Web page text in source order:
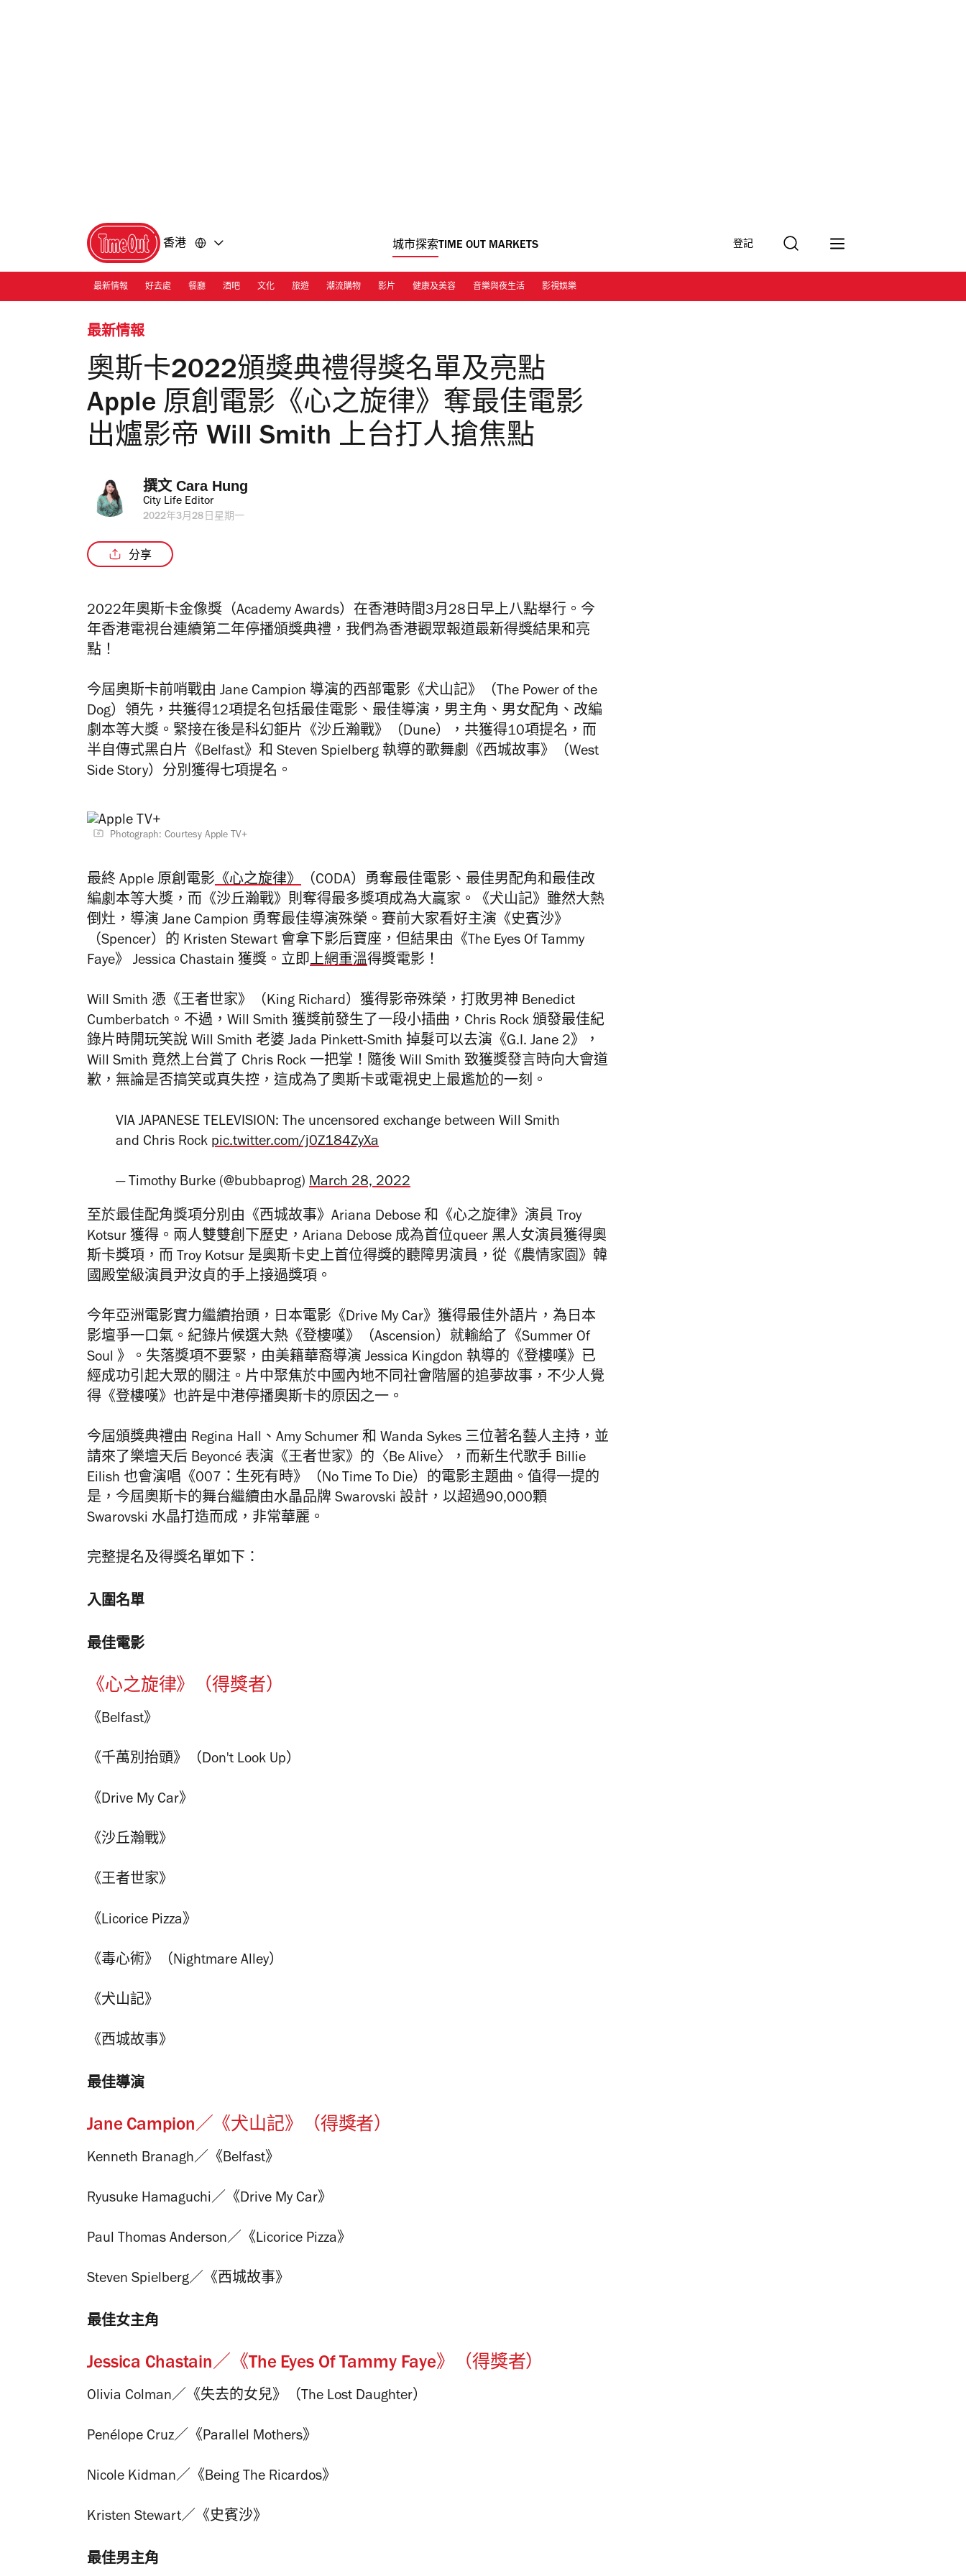
香港 城市探索TIME OUT MARKETS 登記
最新情報 好去處 餐廳 酒吧 文化 旅遊 潮流購物 影片 健康及美容 音樂與夜生活 影視娛樂
最新情報
奧斯卡2022頒獎典禮得獎名單及亮點
Apple 原創電影《心之旋律》奪最佳電影
出爐影帝 Will Smith 上台打人搶焦點
撰文 Cara Hung
City Life Editor
2022年3月28日星期一
分享
2022年奧斯卡金像獎（Academy Awards）在香港時間3月28日早上八點舉行。今
年香港電視台連續第二年停播頒獎典禮，我們為香港觀眾報道最新得獎結果和亮
點！
今屆奧斯卡前哨戰由 Jane Campion 導演的西部電影《犬山記》（The Power of the
Dog）領先，共獲得12項提名包括最佳電影、最佳導演，男主角、男女配角、改編
劇本等大獎。 緊接在後是科幻鉅片《沙丘瀚戰》（Dune），共獲得10項提名，而
半自傳式黑白片《Belfast》和 Steven Spielberg 執導的歌舞劇《西城故事》（West
Side Story）分別獲得七項提名。
Photograph: Courtesy Apple TV+
最終 Apple 原創電影《心之旋律》 （CODA）勇奪最佳電影、最佳男配角和最佳改
編劇本等大獎，而《沙丘瀚戰》則奪得最多獎項成為大贏家。《犬山記》雖然大熱
倒灶，導演 Jane Campion 勇奪最佳導演殊榮。賽前大家看好主演《史賓沙》
（Spencer）的 Kristen Stewart 會拿下影后寶座，但結果由《The Eyes Of Tammy
Faye》 Jessica Chastain 獲獎。立即上網重溫得獎電影！
Will Smith 憑《王者世家》（King Richard）獲得影帝殊榮，打敗男神 Benedict
Cumberbatch。 不過，Will Smith 獲獎前發生了一段小插曲，Chris Rock 頒發最佳紀
錄片時開玩笑說 Will Smith 老婆 Jada Pinkett-Smith 掉髮可以去演《G.I. Jane 2》，
Will Smith 竟然上台賞了 Chris Rock 一把掌！隨後 Will Smith 致獲獎發言時向大會道
歉，無論是否搞笑或真失控，這成為了奧斯卡或電視史上最尷尬的一刻。
VIA JAPANESE TELEVISION: The uncensored exchange between Will Smith
and Chris Rock pic.twitter.com/j0Z184ZyXa
— Timothy Burke (@bubbaprog) March 28, 2022
至於最佳配角獎項分別由《西城故事》 Ariana Debose 和 《心之旋律》演員 Troy
Kotsur 獲得。兩人雙雙創下歷史， Ariana Debose 成為首位queer 黑人女演員獲得奧
斯卡獎項，而 Troy Kotsur 是奧斯卡史上首位得獎的聽障男演員，從《農情家園》韓
國殿堂級演員尹汝貞的手上接過獎項。
今年亞洲電影實力繼續抬頭，日本電影《Drive My Car》獲得最佳外語片，為日本
影壇爭一口氣。紀錄片候選大熱《登樓嘆》（Ascension）就輸給了《Summer Of
Soul 》。失落獎項不要緊，由美籍華裔導演 Jessica Kingdon 執導的《登樓嘆》已
經成功引起大眾的關注。片中聚焦於中國內地不同社會階層的追夢故事，不少人覺
得《登樓嘆》也許是中港停播奧斯卡的原因之一。
今屆頒獎典禮由 Regina Hall、Amy Schumer 和 Wanda Sykes 三位著名藝人主持，並
請來了樂壇天后 Beyoncé 表演《王者世家》的〈Be Alive〉，而新生代歌手 Billie
Eilish 也會演唱《007：生死有時》（No Time To Die）的電影主題曲。值得一提的
是，今屆奧斯卡的舞台繼續由水晶品牌 Swarovski 設計，以超過90,000顆
Swarovski 水晶打造而成，非常華麗。
完整提名及得獎名單如下：
入圍名單
最佳電影
《心之旋律》（得獎者）
《Belfast》
《千萬別抬頭》（Don't Look Up）
《Drive My Car》
《沙丘瀚戰》
《王者世家》
《Licorice Pizza》
《毒心術》（Nightmare Alley）
《犬山記》
《西城故事》
最佳導演
Jane Campion／《犬山記》（得獎者）
Kenneth Branagh／《Belfast》
Ryusuke Hamaguchi／《Drive My Car》
Paul Thomas Anderson／《Licorice Pizza》
Steven Spielberg／《西城故事》
最佳女主角
Jessica Chastain／《The Eyes Of Tammy Faye》（得獎者）
Olivia Colman／《失去的女兒》（The Lost Daughter）
Penélope Cruz／《Parallel Mothers》
Nicole Kidman／《Being The Ricardos》
Kristen Stewart／《史賓沙》
最佳男主角